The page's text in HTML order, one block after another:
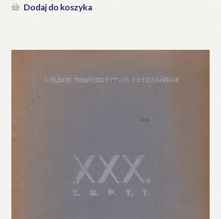
Dodaj do koszyka